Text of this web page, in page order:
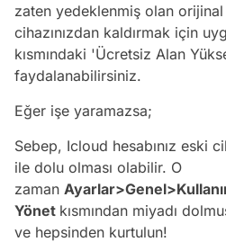
zaten yedeklenmiş olan
cihazınızdan kaldırmak için
kısmındaki 'Ücretsiz Alan
faydalanabilirsiniz.
Eğer işe yaramazsa;
Sebep, Icloud hesabınız eski
ile dolu olması olabilir. O
zaman
Yönet kısmından miyadı
ve hepsinden kurtulun!